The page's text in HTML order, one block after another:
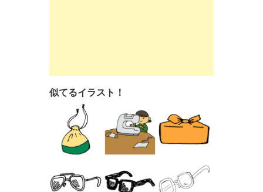
似てるイラスト！